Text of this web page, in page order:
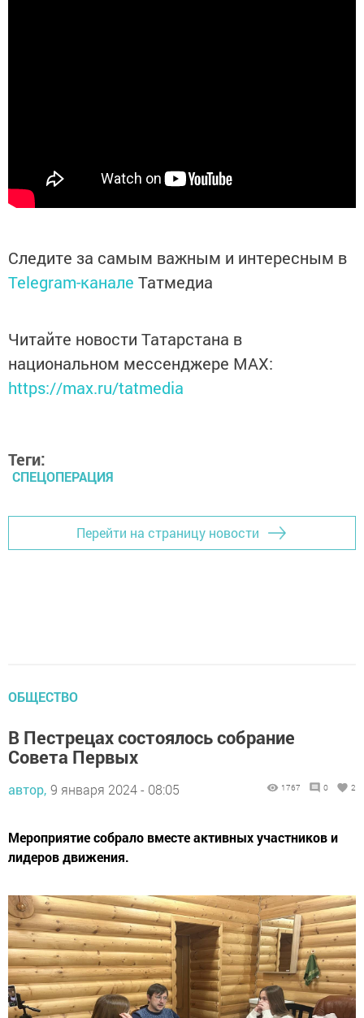
Следите за самым важным и интересным в
Telegram-канале Татмедиа
Читайте новости Татарстана в
национальном мессенджере MАХ:
https://max.ru/tatmedia
Теги:
СПЕЦОПЕРАЦИЯ
Перейти на страницу новости
ОБЩЕСТВО
В Пестрецах состоялось собрание
Совета Первых
автор, 9 января 2024 - 08:05 1767 0 2
Мероприятие собрало вместе активных участников и
лидеров движения.